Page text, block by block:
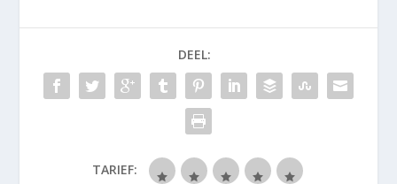
DEEL:
TARIEF: